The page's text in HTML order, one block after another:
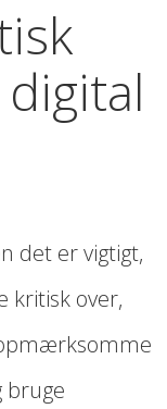
det er vigtigt,
kritisk over,
bruge